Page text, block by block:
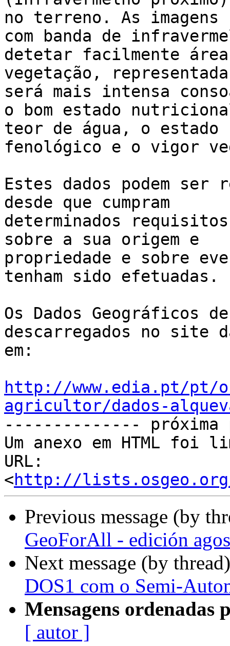
no terreno. As imagens
com banda de
detetar facilmente
vegetação,
será mais intensa
o bom estado
teor de água, o estado
fenológico e o vigor
Estes dados podem
desde que cumpram
determinados
sobre a sua origem e
propriedade e sobre
tenham sido efetuadas.
Os Dados Geográficos
descarregados no site
em:
http://www.edia.pt/pt/
agricultor/dados-
--------------
Um anexo em HTML foi
URL:
<http://lists.osgeo.org/
Previous message (by
GeoForAll - edición
Next message (by
DOS1 com o Semi-
Mensagens ordenadas
[ autor ]